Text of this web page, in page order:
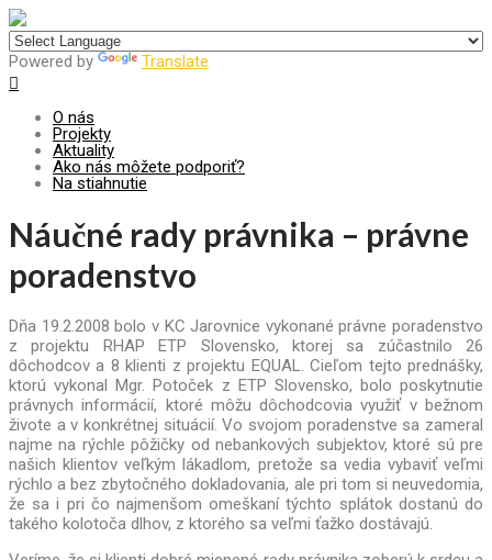
Powered by Translate
O nás
Projekty
Aktuality
Ako nás môžete podporiť?
Na stiahnutie
Náučné rady právnika – právne
poradenstvo
Dňa 19.2.2008 bolo v KC Jarovnice vykonané právne poradenstvo
z projektu RHAP ETP Slovensko, ktorej sa zúčastnilo 26
dôchodcov a 8 klienti z projektu EQUAL.Cieľom tejto prednášky,
ktorú vykonal Mgr. Potoček z ETP Slovensko, bolo poskytnutie
právnych informácií, ktoré môžu dôchodcovia využiť v bežnom
živote a v konkrétnej situácií. Vo svojom poradenstve sa zameral
najme na rýchle pôžičky od nebankových subjektov, ktoré sú pre
našich klientov veľkým lákadlom, pretože sa vedia vybaviť veľmi
rýchlo a bez zbytočného dokladovania, ale pri tom si neuvedomia,
že sa i pri čo najmenšom omeškaní týchto splátok dostanú do
takého kolotoča dlhov, z ktorého sa veľmi ťažko dostávajú.